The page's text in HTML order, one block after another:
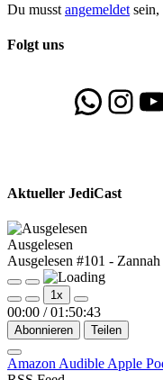
Du musst angemeldet sein,
Folgt uns
Folgt
Aktueller JediCast
Ausgelesen
Ausgelesen #101 -
Play
Episode
Pause
Episode
1x
00:00 / 01:50:43
Abonnieren Teilen
AmazonAudibleApple